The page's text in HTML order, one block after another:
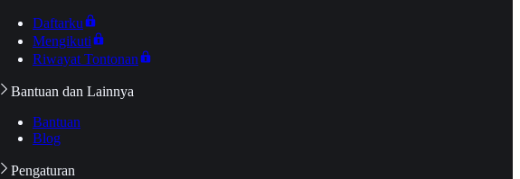
Daftarku
Mengikuti
Riwayat Tontonan
Bantuan dan Lainnya
Bantuan
Blog
Pengaturan